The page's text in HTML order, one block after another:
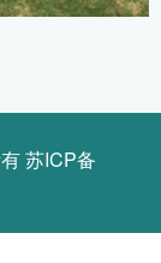
苏ICP备